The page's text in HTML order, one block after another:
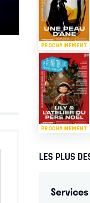
PROCHAINEMENT
PROCHAINEMENT
LES PLUS